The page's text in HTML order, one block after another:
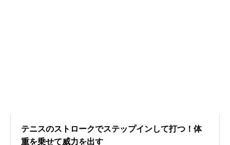
テニスのストロークでステップインして打つ！体
重を乗せて威力を出す